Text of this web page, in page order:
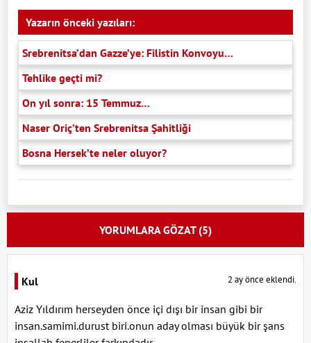
Yazarın önceki yazıları:
Srebrenitsa’dan Gazze’ye: Filistin Konvoyu…
Tehlike geçti mi?
On yıl sonra: 15 Temmuz…
Naser Oriç’ten Srebrenitsa Şahitliği
Bosna Hersek’te neler oluyor?
YORUMLARA GÖZAT (5)
Kul 2 ay önce eklendi.
Aziz Yıldırım herseyden önce içi dışı bir insan gibi bir
insan.samimi.durust biri.onun aday olması büyük bir şans